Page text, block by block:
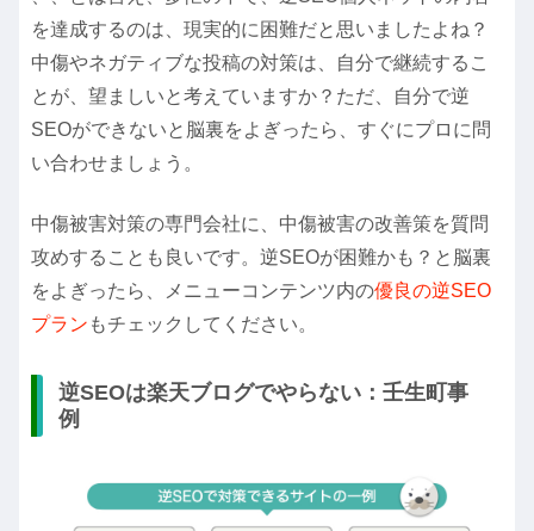
を達成するのは、現実的に困難だと思いましたよね？
中傷やネガティブな投稿の対策は、自分で継続するこ
とが、望ましいと考えていますか？ただ、自分で逆
SEOができないと脳裏をよぎったら、すぐにプロに問
い合わせましょう。
中傷被害対策の専門会社に、中傷被害の改善策を質問
攻めすることも良いです。逆SEOが困難かも？と脳裏
をよぎったら、メニューコンテンツ内の優良の逆SEO
プラン もチェックしてください。
逆SEOは楽天ブログでやらない：壬生町事
例